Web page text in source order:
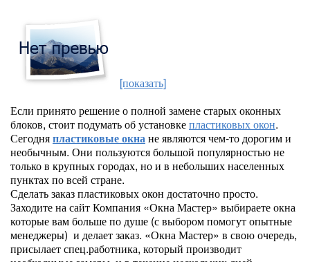
[показать]
Если принято решение о полной замене старых оконных
блоков, стоит подумать об установкепластиковых окон.
Сегодняпластиковые окнане являются чем-то дорогим и
необычным. Они пользуются большой популярностью не
только в крупных городах, но и в небольших населенных
пунктах по всей стране.
Сделать заказ пластиковых окон достаточно просто.
Заходите на сайт Компания «Окна Мастер» выбираете окна
которые вам больше по душе (с выбором помогут опытные
менеджеры) и делает заказ. «Окна Мастер» в свою очередь,
присылает спец.работника, который производит